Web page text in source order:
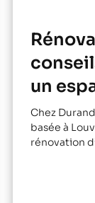
un
Chez
basée à
rénovation